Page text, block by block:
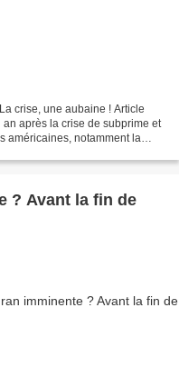
crise, une aubaine ! Article
après la crise de subprime et
américaines, notamment la
? Avant la fin de